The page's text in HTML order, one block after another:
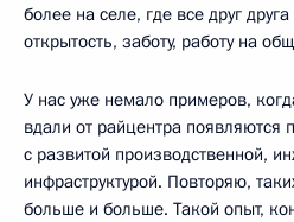
более на селе, где все друг
открытость, заботу, работу на
У нас уже немало примеров,
вдали от райцентра появляются
с развитой производственной,
инфраструктурой. Повторяю,
больше и больше. Такой опыт,